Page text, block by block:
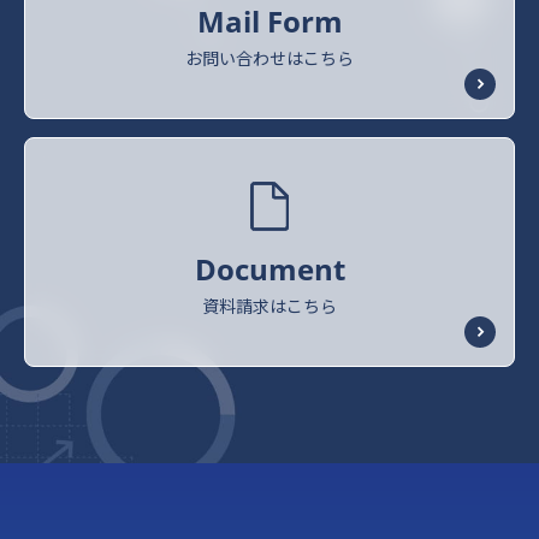
Mail Form
お問い合わせはこちら
Document
資料請求はこちら